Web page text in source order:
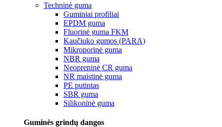
Techninė guma
Guminiai profiliai
EPDM guma
Fluorinė guma FKM
Kaučiuko gumos (PARA)
Mikroporinė guma
NBR guma
Neopreninė CR guma
NR maistinė guma
PE putintas
SBR guma
Silikoninė guma
Guminės grindų dangos